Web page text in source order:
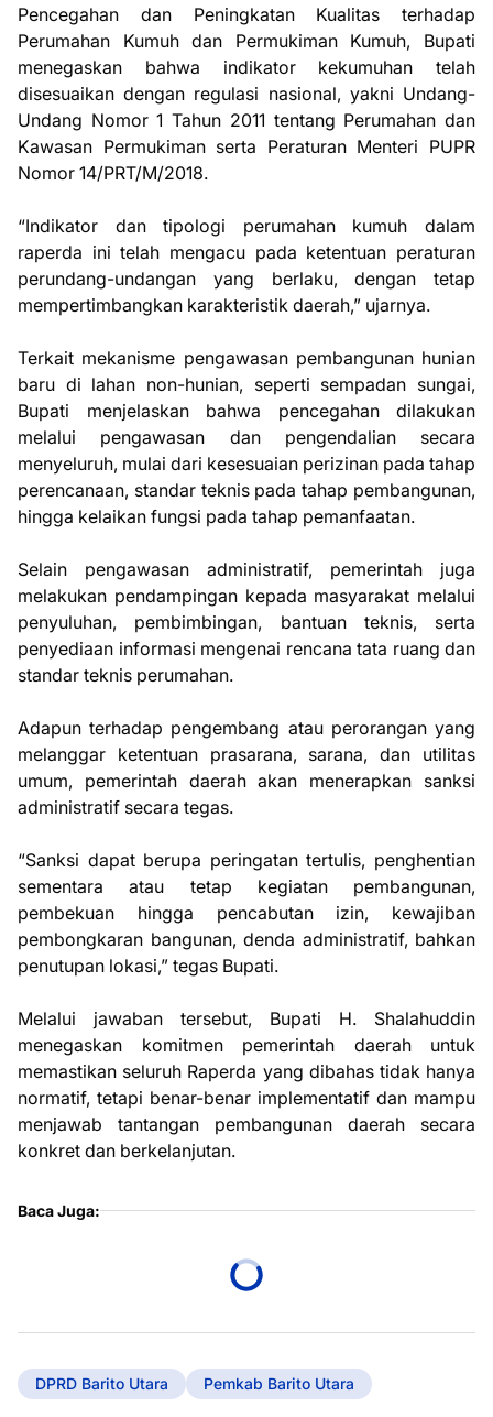
Pencegahan dan Peningkatan Kualitas terhadap
Perumahan Kumuh dan Permukiman Kumuh, Bupati
menegaskan bahwa indikator kekumuhan telah
disesuaikan dengan regulasi nasional, yakni Undang-
Undang Nomor 1 Tahun 2011 tentang Perumahan dan
Kawasan Permukiman serta Peraturan Menteri PUPR
Nomor 14/PRT/M/2018.
“Indikator dan tipologi perumahan kumuh dalam
raperda ini telah mengacu pada ketentuan peraturan
perundang-undangan yang berlaku, dengan tetap
mempertimbangkan karakteristik daerah,” ujarnya.
Terkait mekanisme pengawasan pembangunan hunian
baru di lahan non-hunian, seperti sempadan sungai,
Bupati menjelaskan bahwa pencegahan dilakukan
melalui pengawasan dan pengendalian secara
menyeluruh, mulai dari kesesuaian perizinan pada tahap
perencanaan, standar teknis pada tahap pembangunan,
hingga kelaikan fungsi pada tahap pemanfaatan.
Selain pengawasan administratif, pemerintah juga
melakukan pendampingan kepada masyarakat melalui
penyuluhan, pembimbingan, bantuan teknis, serta
penyediaan informasi mengenai rencana tata ruang dan
standar teknis perumahan.
Adapun terhadap pengembang atau perorangan yang
melanggar ketentuan prasarana, sarana, dan utilitas
umum, pemerintah daerah akan menerapkan sanksi
administratif secara tegas.
“Sanksi dapat berupa peringatan tertulis, penghentian
sementara atau tetap kegiatan pembangunan,
pembekuan hingga pencabutan izin, kewajiban
pembongkaran bangunan, denda administratif, bahkan
penutupan lokasi,” tegas Bupati.
Melalui jawaban tersebut, Bupati H. Shalahuddin
menegaskan komitmen pemerintah daerah untuk
memastikan seluruh Raperda yang dibahas tidak hanya
normatif, tetapi benar-benar implementatif dan mampu
menjawab tantangan pembangunan daerah secara
konkret dan berkelanjutan.
Baca Juga:
DPRD Barito Utara Pemkab Barito Utara